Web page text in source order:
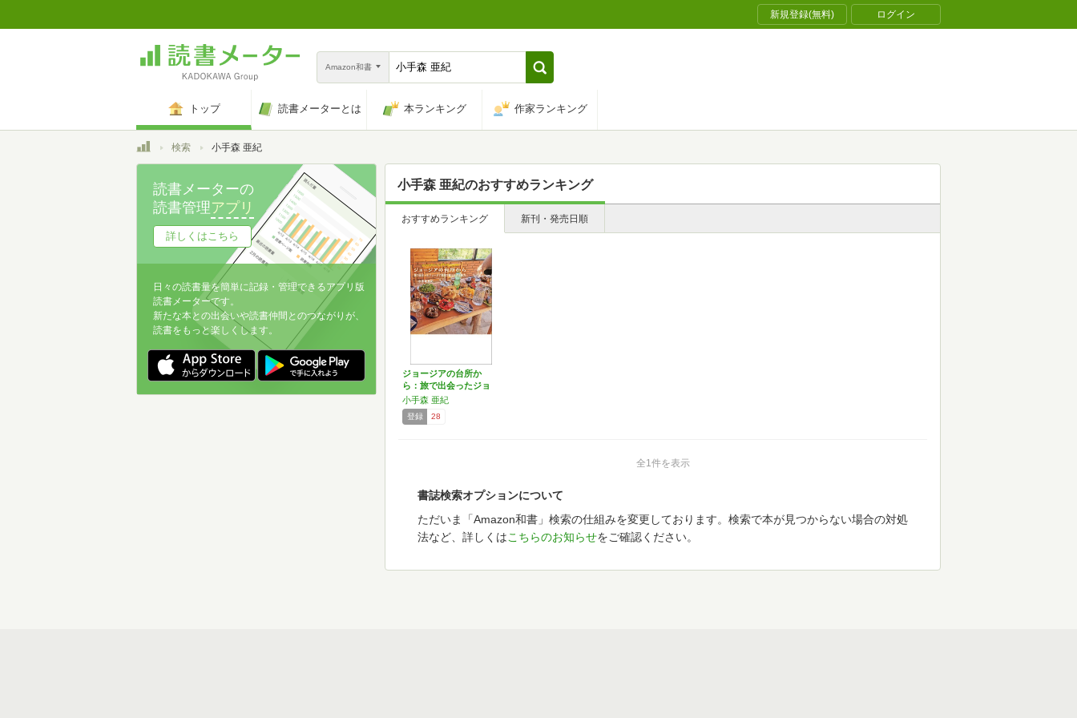
新規登録(無料) ログイン
Amazon和書
トップ 読書メーターとは 本ランキング 作家ランキング
トップ検索 小手森 亜紀
小手森 亜紀のおすすめランキング
おすすめランキング 新刊・発売日順
ジョージアの台所か
ら：旅で出会ったジョ
ージア…
小手森 亜紀
登録 28
全1件を表示
書誌検索オプションについて
ただいま「Amazon和書」検索の仕組みを変更しております。検索で本が見つからない場合の対処
法など、詳しくはこちらのお知らせをご確認ください。
読書メーターの
読書管理アプリ
詳しくはこちら
日々の読書量を簡単に記録・管理できるアプリ版
読書メーターです。
新たな本との出会いや読書仲間とのつながりが、
読書をもっと楽しくします。